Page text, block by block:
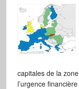
capitales de la
l’urgence